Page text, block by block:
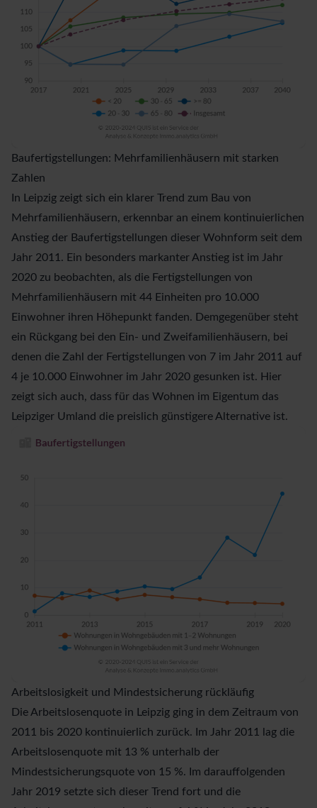
Baufertigstellungen: Mehrfamilienhäusern mit starken
Zahlen
In Leipzig zeigt sich ein klarer Trend zum Bau von
Mehrfamilienhäusern, erkennbar an einem kontinuierlichen
Anstieg der Baufertigstellungen dieser Wohnform seit dem
Jahr 2011. Ein besonders markanter Anstieg ist im Jahr
2020 zu beobachten, als die Fertigstellungen von
Mehrfamilienhäusern mit 44 Einheiten pro 10.000
Einwohner ihren Höhepunkt fanden. Demgegenüber steht
ein Rückgang bei den Ein- und Zweifamilienhäusern, bei
denen die Zahl der Fertigstellungen von 7 im Jahr 2011 auf
4 je 10.000 Einwohner im Jahr 2020 gesunken ist. Hier
zeigt sich auch, dass für das Wohnen im Eigentum das
Leipziger Umland die preislich günstigere Alternative ist.
Arbeitslosigkeit und Mindestsicherung rückläufig
Die Arbeitslosenquote in Leipzig ging in dem Zeitraum von
2011 bis 2020 kontinuierlich zurück. Im Jahr 2011 lag die
Arbeitslosenquote mit 13 % unterhalb der
Mindestsicherungsquote von 15 %. Im darauffolgenden
Jahr 2019 setzte sich dieser Trend fort und die